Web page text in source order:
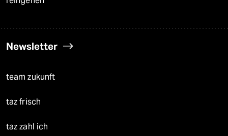
Newsletter
team zukunft
taz frisch
taz zahl ich